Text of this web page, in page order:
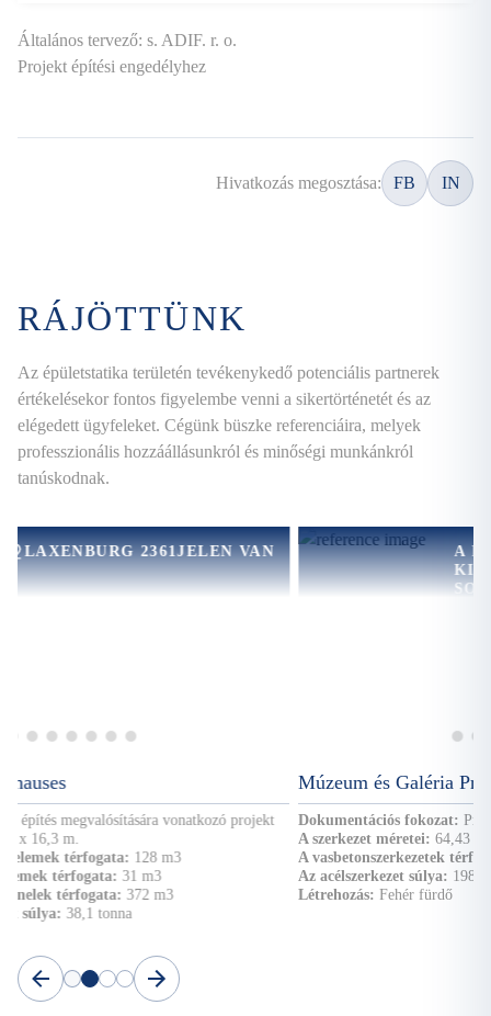
Általános tervező: s. ADIF. r. o.
Projekt építési engedélyhez
Hivatkozás megosztása: FB IN
RÁJÖTTÜNK
Az épületstatika területén tevékenykedő potenciális partnerek
értékelésekor fontos figyelembe venni a sikertörténetét és az
elégedett ügyfeleket. Cégünk büszke referenciáira, melyek
professzionális hozzáállásunkról és minőségi munkánkról
tanúskodnak.
VAN
projekt
A
KIDOLGOZÁSÁNAK
SORÁN AZ ÉPÍTÉSI
Múzeum és Galéria Prostějov – Csillagvizsgáló
Dokumentációs fokozat:Projekt építési engedélyhez
64,43 m x 14,46 m
A vasbetonszerkezetek térfogata:1823 m3
Az acélszerkezet súlya:
198,90 t
Létrehozás: